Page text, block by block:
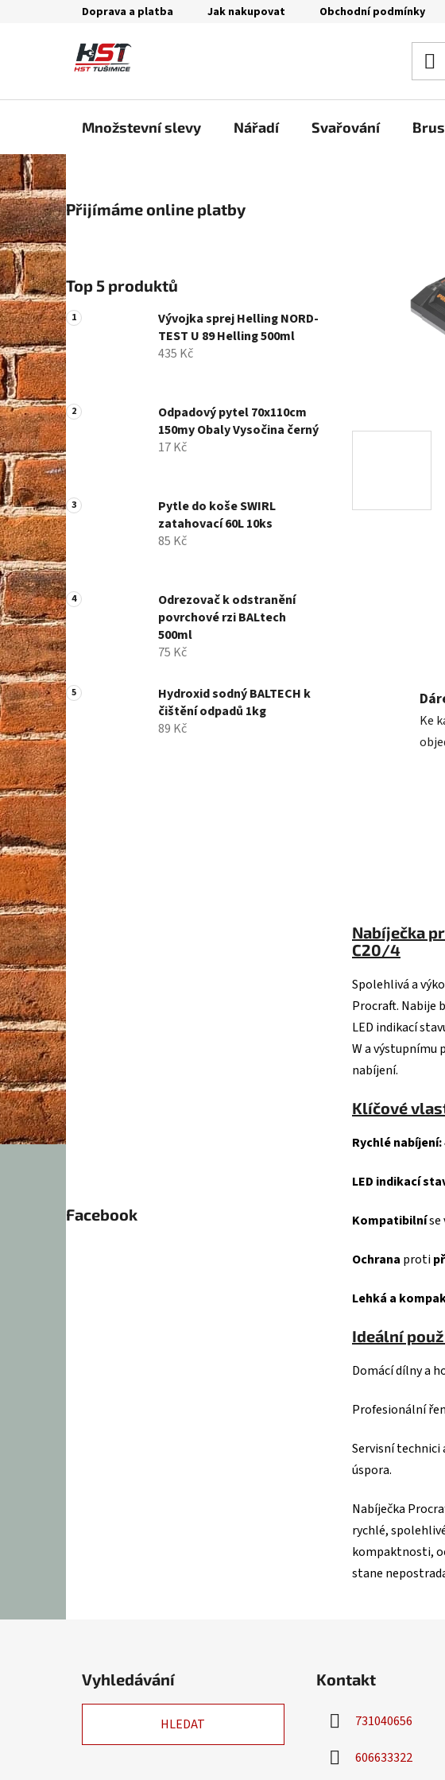
Doprava a platba Jak nakupovat Obchodní podmínky
Množstevní slevy Nářadí Svařování
P
o
s
t
r
a
n
n
í
p
a
n
e
l
Přijímáme online platby
Top 5 produktů
Vývojka sprej Helling NORD-
TEST U 89 Helling 500ml
435 Kč
Odpadový pytel 70x110cm
150my Obaly Vysočina černý
17 Kč
Pytle do koše SWIRL
zatahovací 60L 10ks
85 Kč
Odrezovač k odstranění
povrchové rzi BALtech
500ml
75 Kč
Hydroxid sodný BALTECH k
čištění odpadů 1kg
89 Kč
Facebook
Ke
Nabíječka
С20/4
Spolehlivá a
Procraft. Nabije
LED indikací
W a výstupnímu
nabíjení.
Klíčové
Rychlé nabíjení:
LED indikací
Kompatibilníse
Ochrana proti
Lehká a
Ideální
Domácí dílny a
Profesionální
Servisní
úspora.
Nabíječka
rychlé,
kompaktnosti,
stane
Vyhledávání
HLEDAT
Kontakt
731040656
606633322